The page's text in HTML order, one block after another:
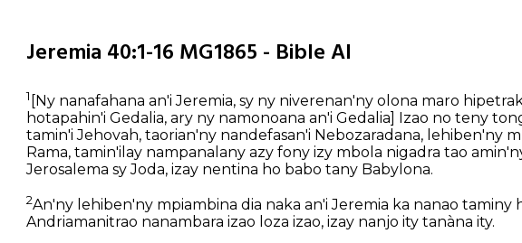
Jeremia 40:1-16 MG1865 - Bible AI
1 [Ny nanafahana an'i Jeremia, sy ny niverenan'ny olona maro
hotapahin'i Gedalia, ary ny namonoana an'i Gedalia] Izao no teny
tamin'i Jehovah, taorian'ny nandefasan'i Nebozaradana, lehiben'ny
Rama, tamin'ilay nampanalany azy fony izy mbola nigadra tao
Jerosalema sy Joda, izay nentina ho babo tany Babylona.
2An'ny lehiben'ny mpiambina dia naka an'i Jeremia ka nanao taminy
Andriamanitrao nanambara izao loza izao, izay nanjo ity tanàna ity.